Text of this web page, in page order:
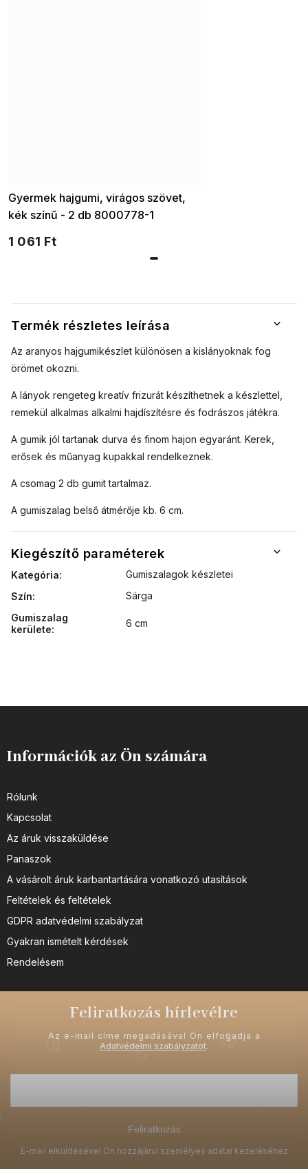
Termék részletes leírása
Az aranyos hajgumikészlet különösen a kislányoknak fog
örömet okozni.
A lányok rengeteg kreatív frizurát készíthetnek a készlettel,
remekül alkalmas alkalmi hajdíszítésre és fodrászos játékra.
A gumik jól tartanak durva és finom hajon egyaránt. Kerek,
erősek és műanyag kupakkal rendelkeznek.
A csomag 2 db gumit tartalmaz.
A gumiszalag belső átmérője kb. 6 cm.
Kiegészítő paraméterek
Kategória:
Gumiszalagok készletei
Szín:
Sárga
Gumiszalag
kerülete:
6 cm
Gyermek hajgumi, virágos szövet,
kék színű - 2 db 8000778-1
1 061 Ft
Információk az Ön számára
Rólunk
Kapcsolat
Az áruk visszaküldése
Panaszok
A vásárolt áruk karbantartására vonatkozó utasítások
Feltételek és feltételek
GDPR adatvédelmi szabályzat
Gyakran ismételt kérdések
Rendelésem
Feliratkozás hírlevélre
Az e-mail címe megadásával Ön elfogadja a
Adatvédelmi szabályzatot.
Feliratkozás